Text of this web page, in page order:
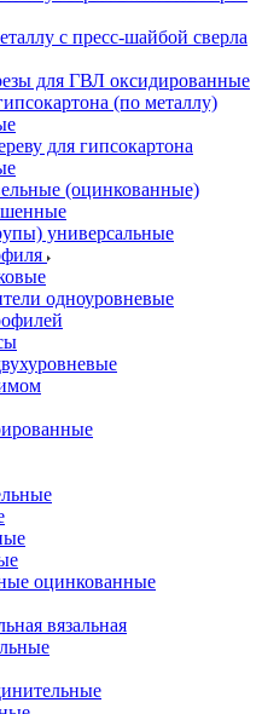
с пресс-шайбой сверла
для ГВЛ оксидированные
(по металлу)
для гипсокартона
(оцинкованные)
универсальные
одноуровневые
оцинкованные
вязальная